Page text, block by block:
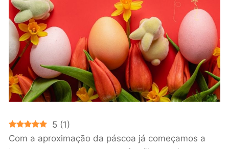
5 (1)
Com a aproximação da páscoa já começamos a